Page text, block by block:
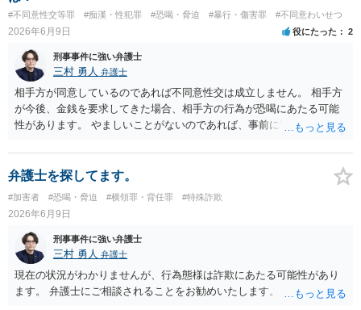
ないとしても、本件のように余計なトラブルを招き、相手が反発して
任意の返済が期待できなくなり、事情によっては不法行為を主張され
て事実上相殺（減額）となってしまうリスクもあり、何の得にもなり
ません。
#不同意性交等罪 #痴漢・性犯罪 #恐喝・脅迫 #暴行・傷害罪 #不同意わいせつ
2026年6月9日 役にたった 2
刑事事件に強い弁護士
三村 勇人 弁護士
相手方が同意しているのであれば不同意性交は成立しません。 相手方
が今後、金銭を要求してきた場合、相手方の行為が恐喝にあたる可能
性があります。 やましいことがないのであれば、事前に警察に相談す
弁護士を探してます。
#加害者 #恐喝・脅迫 #横領罪・背任罪 #特殊詐欺
2026年6月9日
刑事事件に強い弁護士
三村 勇人 弁護士
現在の状況がわかりませんが、行為態様は詐欺にあたる可能性があり
ます。 弁護士にご相談されることをお勧めいたします。